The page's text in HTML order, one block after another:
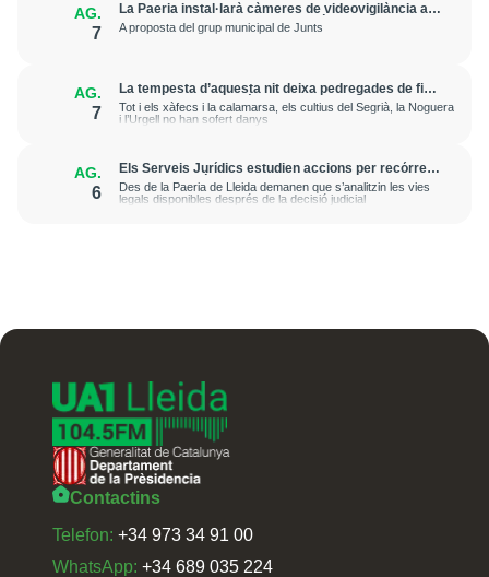
AG.
7
La Paeria instal·larà càmeres de videovigilància a
la plaça Edil Saturnino, a l'estació
A proposta del grup municipal de Junts
AG.
7
La tempesta d’aquesta nit deixa pedregades de fins
a 7 cm a Raimat, però la verema no pateix
afectacions significatives
Tot i els xàfecs i la calamarsa, els cultius del Segrià, la Noguera
i l’Urgell no han sofert danys
AG.
6
Els Serveis Jurídics estudien accions per recórrer
l’excarceració de l’investigat per l’onada de
robatoris i incendis a l’Horta
Des de la Paeria de Lleida demanen que s’analitzin les vies
legals disponibles després de la decisió judicial
Contactins
Telefon: +34 973 34 91 00
WhatsApp: +34 689 035 224